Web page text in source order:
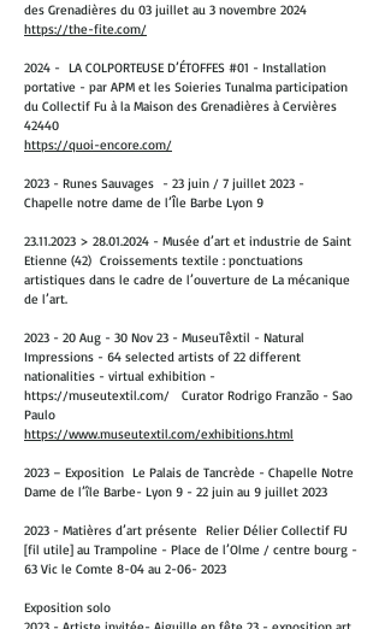
des Grenadières du 03 juillet au 3 novembre 2024
https://the-fite.com/
2024 - LA COLPORTEUSE D’ÉTOFFES #01 - Installation
portative - par APM et les Soieries Tunalma participation
du Collectif Fu à la Maison des Grenadières à Cervières
42440
https://quoi-encore.com/
2023 - Runes Sauvages - 23 juin / 7 juillet 2023 -
Chapelle notre dame de l’Île Barbe Lyon 9
23.11.2023 > 28.01.2024 - Musée d’art et industrie de Saint
Etienne (42) Croissements textile : ponctuations
artistiques dans le cadre de l’ouverture de La mécanique
de l’art.
2023 - 20 Aug - 30 Nov 23 - MuseuTêxtil - Natural
Impressions - 64 selected artists of 22 different
nationalities - virtual exhibition -
https://museutextil.com/ Curator Rodrigo Franzão - Sao
Paulo
https://www.museutextil.com/exhibitions.html
2023 – Exposition Le Palais de Tancrède - Chapelle Notre
Dame de l’île Barbe- Lyon 9 - 22 juin au 9 juillet 2023
2023 - Matières d’art présente Relier Délier Collectif FU
[fil utile] au Trampoline - Place de l’Olme / centre bourg -
63 Vic le Comte 8-04 au 2-06- 2023
Exposition solo